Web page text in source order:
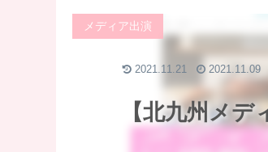
【北九州メデ
メディア出演
2021.11.21 2021.11.09